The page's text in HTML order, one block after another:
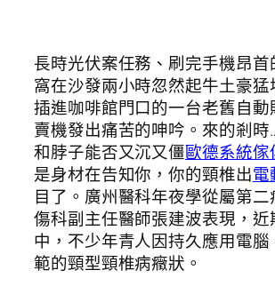
長時光伏案任務、刷完手機昂首
窩在沙發兩小時忽然起牛土豪猛
插進咖啡館門口的一台老舊自動
賣機發出痛苦的呻吟。來的剎
和脖子能否又沉又僵歐德系統傢
是身材在告知你，你的頸椎出電
目了。廣州醫科年夜學從屬第
傷科副主任醫師張建波表現，近
中，不少年青人因持久應用電腦
範的頸型頸椎病癥狀。